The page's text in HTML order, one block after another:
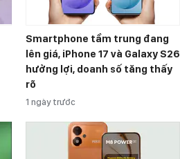
Smartphone tầm trung đang
lên giá, iPhone 17 và Galaxy S26
hưởng lợi, doanh số tăng thấy
rõ
1 ngày trước